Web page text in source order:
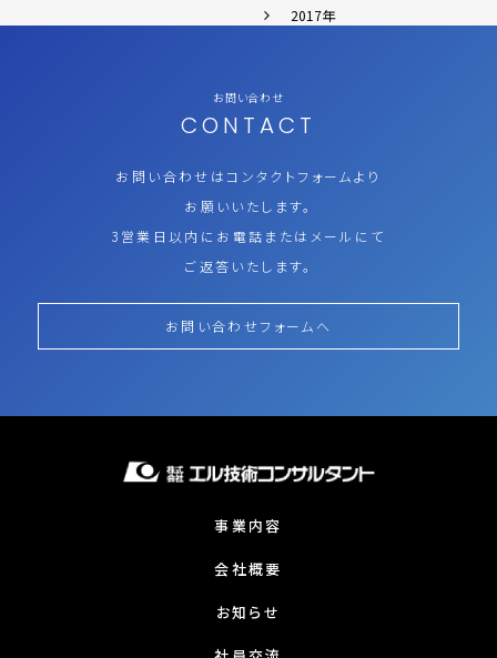
2017年
お問い合わせ
CONTACT
お問い合わせはコンタクトフォームより
お願いいたします。
3営業日以内にお電話またはメールにて
ご返答いたします。
お問い合わせフォームへ
事業内容
会社概要
お知らせ